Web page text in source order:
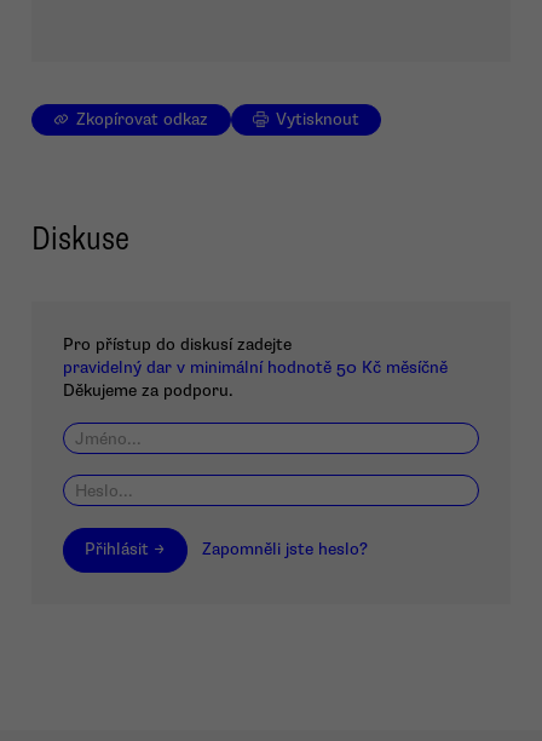
Zkopírovat odkaz Vytisknout
Diskuse
Pro přístup do diskusí zadejte
pravidelný dar v minimální hodnotě 50 Kč měsíčně
Děkujeme za podporu.
Přihlásit → Zapomněli jste heslo?